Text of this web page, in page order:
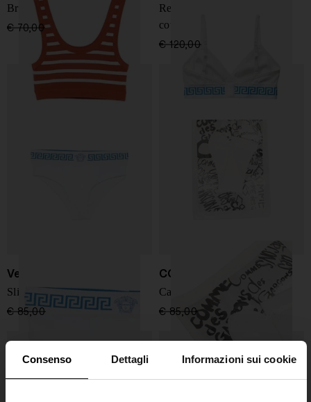
Consenso Dettagli Informazioni sui cookie
Bralette in cotone
€ 70,00 € 49,00 -30%
Reggiseno triangolare in
cotone
€ 120,00
Versace
Slip in cotone
€ 85,00 € 51,00 -40%
COMME DES GARÇONS
Calze in nylon
€ 85,00 € 51,00 -40%